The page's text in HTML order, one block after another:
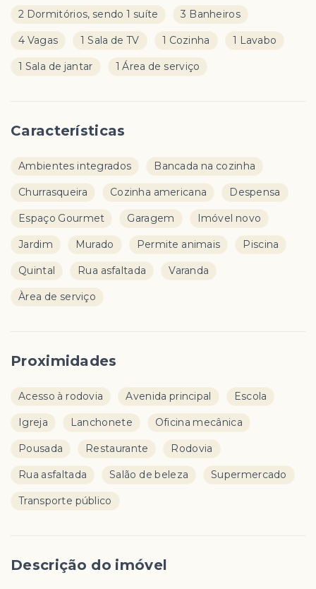
2 Dormitórios, sendo 1 suíte 3 Banheiros
4 Vagas 1 Sala de TV 1 Cozinha 1 Lavabo
1 Sala de jantar 1 Área de serviço
Características
Ambientes integrados Bancada na cozinha
Churrasqueira Cozinha americana Despensa
Espaço Gourmet Garagem Imóvel novo
Jardim Murado Permite animais Piscina
Quintal Rua asfaltada Varanda
Àrea de serviço
Proximidades
Acesso à rodovia Avenida principal Escola
Igreja Lanchonete Oficina mecânica
Pousada Restaurante Rodovia
Rua asfaltada Salão de beleza Supermercado
Transporte público
Descrição do imóvel